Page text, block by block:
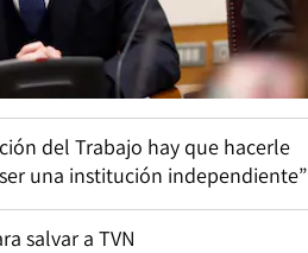
del Trabajo hay que hacerle
una institución independiente”
salvar a TVN